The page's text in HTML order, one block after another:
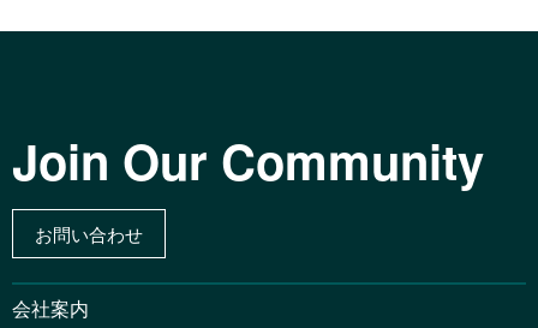
Join Our Community
お問い合わせ
会社案内